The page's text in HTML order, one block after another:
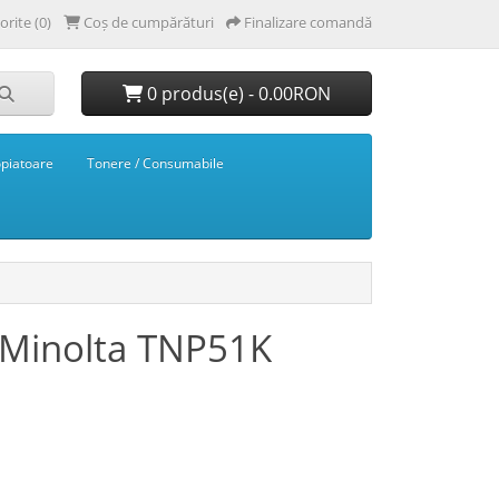
(0) Coș de cumpărături Finalizare comandă
0 produs(e) - 0.00RON
Tonere / Consumabile
TNP51K